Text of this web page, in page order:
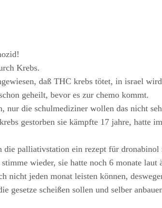
Krebs.
daß THC krebs tötet, in israel
geheilt, bevor es zur chemo kommt.
nur die schulmediziner wollen das nicht
gestorben sie kämpfte 17 jahre, hatte
palliativstation ein rezept für
wieder, sie hatte noch 6 monate
nicht jeden monat leisten können,
gesetze scheißen sollen und selber